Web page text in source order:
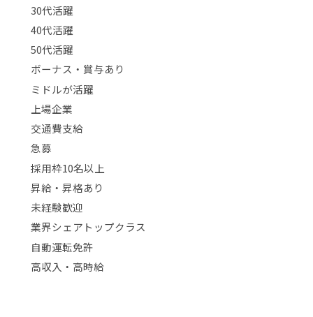
30代活躍
40代活躍
50代活躍
ボーナス・賞与あり
ミドルが活躍
上場企業
交通費支給
急募
採用枠10名以上
昇給・昇格あり
未経験歓迎
業界シェアトップクラス
自動運転免許
高収入・高時給